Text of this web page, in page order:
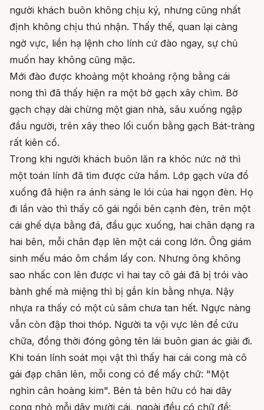
người khách buôn không chịu ký, nhưng cũng nhất
định không chịu thú nhận. Thấy thế, quan lại càng
ngờ vực, liền hạ lệnh cho lính cứ đào ngay, sự chủ
muốn hay không cũng mặc.
Mới đào được khoảng một khoảng rộng bằng cái
nong thì đã thấy hiện ra một bờ gạch xây chìm. Bờ
gạch chạy dài chừng một gian nhà, sâu xuống ngập
đầu người, trên xây theo lối cuốn bằng gạch Bát-tràng
rất kiên cố.
Trong khi người khách buôn lăn ra khóc nức nở thì
một toán lính đã tìm được cửa hầm. Lớp gạch vừa đổ
xuống đã hiện ra ánh sáng le lói của hai ngọn đèn. Họ
đi lần vào thì thấy cô gái ngồi bên cạnh đèn, trên một
cái ghế dựa bằng đá, đầu gục xuống, hai chân dạng ra
hai bên, mỗi chân đạp lên một cái cong lớn. Ông giám
sinh mếu máo ôm chầm lấy con. Nhưng ông không
sao nhấc con lên được vì hai tay cô gái đã bị trói vào
bành ghế mà miệng thì bị gắn kín bằng nhựa. Nậy
nhựa ra thấy có một củ sâm chưa tan hết. Ngực nàng
vẫn còn đập thoi thóp. Người ta vội vực lên để cứu
chữa, đồng thời đóng gông tên lái buôn gian ác giải đi.
Khi toán lính soát mọi vật thì thấy hai cái cong mà cô
gái đạp chân lên, mỗi cong có đề mấy chữ: "Một
nghìn cân hoàng kim". Bên tả bên hữu có hai dãy
cong nhỏ mỗi dãy mười cái, ngoài đều có chữ đề: